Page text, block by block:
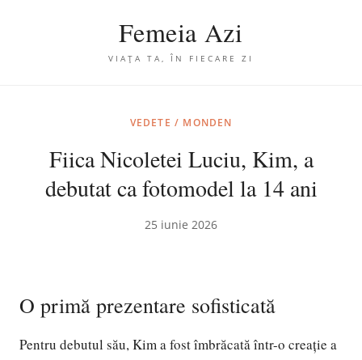
Femeia Azi
VIAȚA TA, ÎN FIECARE ZI
VEDETE / MONDEN
Fiica Nicoletei Luciu, Kim, a
debutat ca fotomodel la 14 ani
25 iunie 2026
O primă prezentare sofisticată
Pentru debutul său, Kim a fost îmbrăcată într-o creație a